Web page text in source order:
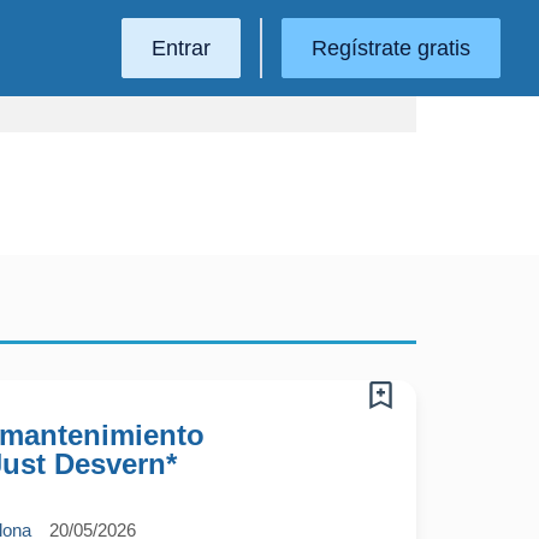
Entrar Regístrate gratis
Desvern*
20/05/2026